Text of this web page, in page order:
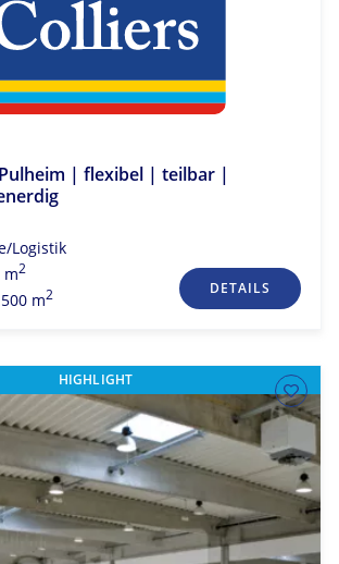
| flexibel | teilbar |
Logistik
m2
m2 DETAILS
HIGHLIGHT